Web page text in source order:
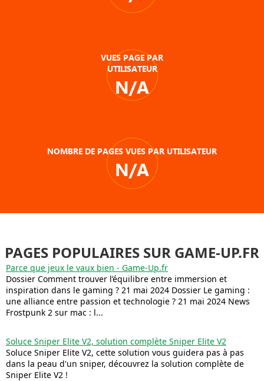
VUES PAGE PAR
UTILISATEUR
N/A
NOMBRE DE PAGES VUES PAR UTILISATEUR
N/A
PAGES POPULAIRES SUR GAME-UP.FR
Parce que jeux le vaux bien - Game-Up.fr
Dossier Comment trouver l’équilibre entre immersion et
inspiration dans le gaming ? 21 mai 2024 Dossier Le gaming :
une alliance entre passion et technologie ? 21 mai 2024 News
Frostpunk 2 sur mac : l...
Soluce Sniper Elite V2, solution complète Sniper Elite V2
Soluce Sniper Elite V2, cette solution vous guidera pas à pas
dans la peau d'un sniper, découvrez la solution complète de
Sniper Elite V2 !